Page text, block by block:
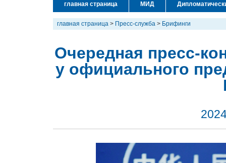
главная страница МИД
главная страница > Пресс-служба > Брифинги
Очередная пресс-
у официального